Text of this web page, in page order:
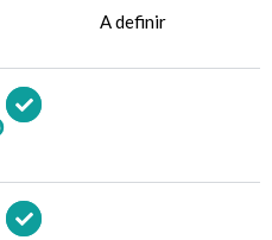
A definir